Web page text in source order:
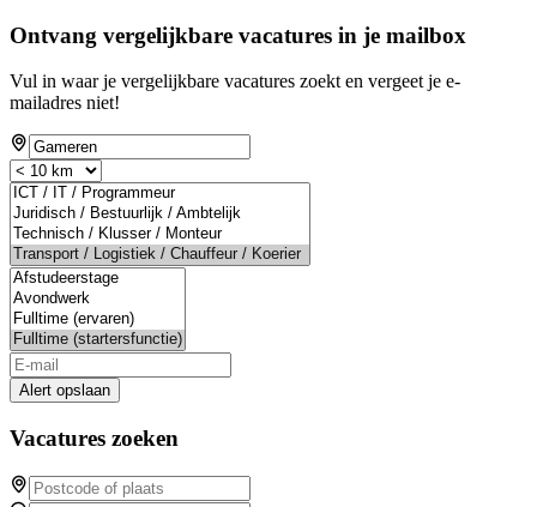
Ontvang vergelijkbare vacatures in je mailbox
Vul in waar je vergelijkbare vacatures zoekt en vergeet je e-
mailadres niet!
Alert opslaan
Vacatures zoeken